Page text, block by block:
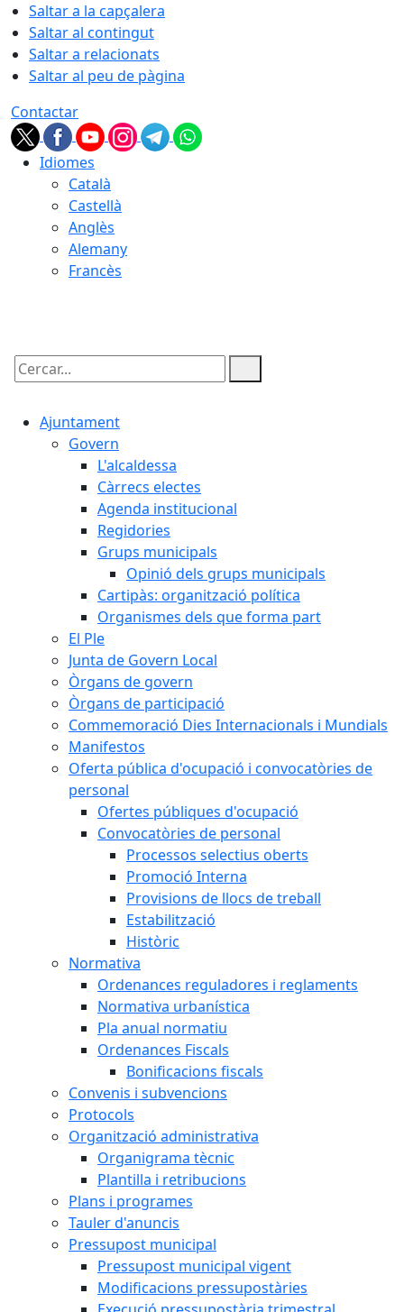
Saltar a la capçalera
Saltar al contingut
Saltar a relacionats
Saltar al peu de pàgina
Contactar
Idiomes
Català
Castellà
Anglès
Alemany
Francès
Cercar:
Ajuntament
Govern
L'alcaldessa
Càrrecs electes
Agenda institucional
Regidories
Grups municipals
Opinió dels grups municipals
Cartipàs: organització política
Organismes dels que forma part
El Ple
Junta de Govern Local
Òrgans de govern
Òrgans de participació
Commemoració Dies Internacionals i Mundials
Manifestos
Oferta pública d'ocupació i convocatòries de
personal
Ofertes públiques d'ocupació
Convocatòries de personal
Processos selectius oberts
Promoció Interna
Provisions de llocs de treball
Estabilització
Històric
Normativa
Ordenances reguladores i reglaments
Normativa urbanística
Pla anual normatiu
Ordenances Fiscals
Bonificacions fiscals
Convenis i subvencions
Protocols
Organització administrativa
Organigrama tècnic
Plantilla i retribucions
Plans i programes
Tauler d'anuncis
Pressupost municipal
Pressupost municipal vigent
Modificacions pressupostàries